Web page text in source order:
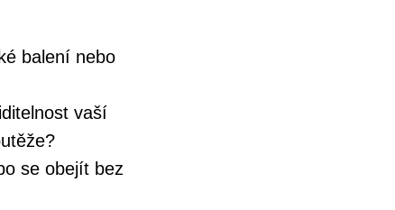
balení nebo
vaší
se obejít bez